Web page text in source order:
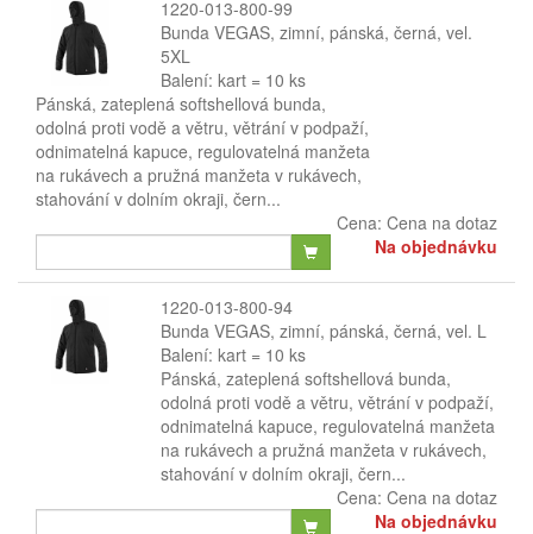
1220-013-800-99
Bunda VEGAS, zimní, pánská, černá, vel.
5XL
Balení: kart = 10 ks
Pánská, zateplená softshellová bunda,
odolná proti vodě a větru, větrání v podpaží,
odnimatelná kapuce, regulovatelná manžeta
na rukávech a pružná manžeta v rukávech,
stahování v dolním okraji, čern...
Cena: Cena na dotaz
Na objednávku
1220-013-800-94
Bunda VEGAS, zimní, pánská, černá, vel. L
Balení: kart = 10 ks
Pánská, zateplená softshellová bunda,
odolná proti vodě a větru, větrání v podpaží,
odnimatelná kapuce, regulovatelná manžeta
na rukávech a pružná manžeta v rukávech,
stahování v dolním okraji, čern...
Cena: Cena na dotaz
Na objednávku